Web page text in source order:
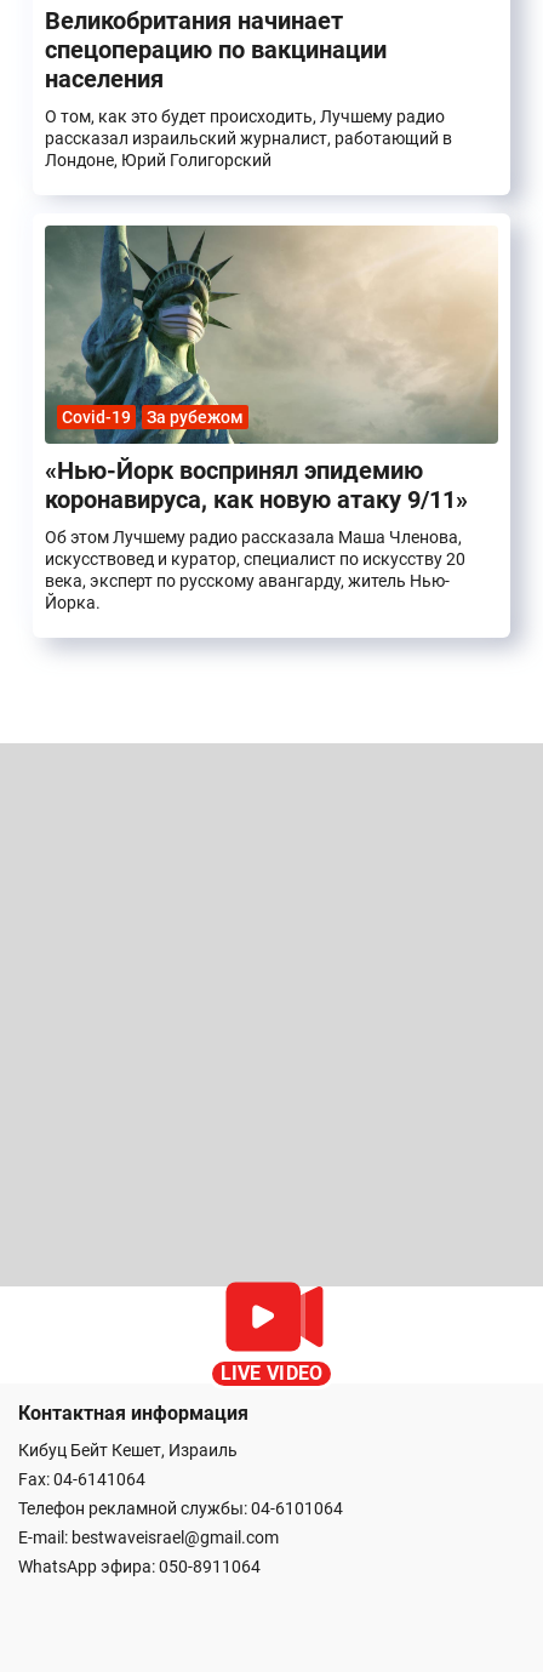
Великобритания начинает
спецоперацию по вакцинации
населения
О том, как это будет происходить, Лучшему радио
рассказал израильский журналист, работающий в
Лондоне, Юрий Голигорский
Covid-19 За рубежом
«Нью-Йорк воспринял эпидемию
коронавируса, как новую атаку 9/11»
Об этом Лучшему радио рассказала Маша Членова,
искусствовед и куратор, специалист по искусству 20
века, эксперт по русскому авангарду, житель Нью-
Йорка.
LIVE VIDEO
Контактная информация
Кибуц Бейт Кешет, Израиль
Fax: 04-6141064
Телефон рекламной службы: 04-6101064
E-mail: bestwaveisrael@gmail.com
WhatsApp эфира:050-8911064